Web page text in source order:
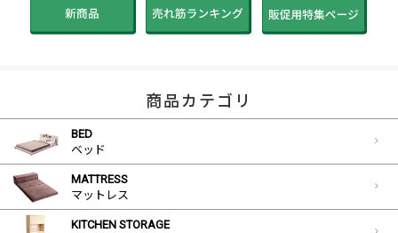
商品カテゴリ
BED
ベッド
MATTRESS
マットレス
KITCHEN STORAGE